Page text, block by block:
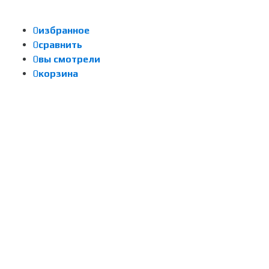
0избранное
0сравнить
0вы смотрели
0корзина